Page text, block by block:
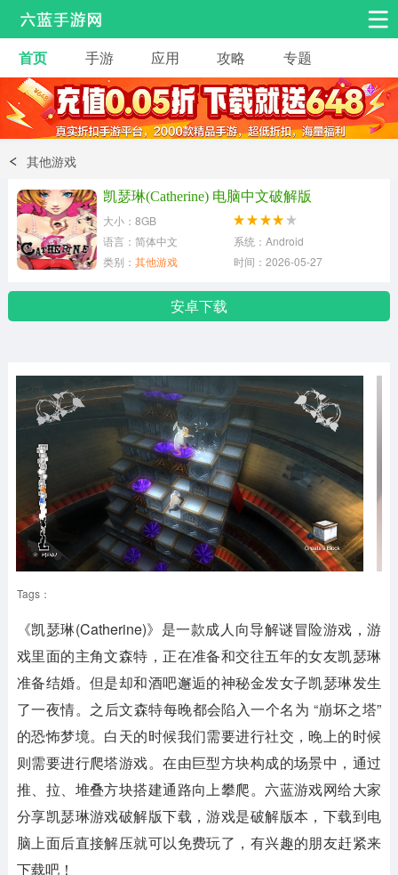
安卓手游 手游工具
热门手游 角色扮演 益智休闲
动作射击
冒险解谜
体育竞技
首页 手游 应用 攻略 专题
其他游戏
凯瑟琳(Catherine) 电脑中文破解版
大小：8GB
语言：简体中文
系统：Android
类别： 其他游戏 时间：2026-05-27
安卓下载
Tags：
《凯瑟琳(Catherine)》是一款成人向导解谜冒险游戏，游
戏里面的主角文森特，正在准备和交往五年的女友凯瑟琳
准备结婚。但是却和酒吧邂逅的神秘金发女子凯瑟琳发生
了一夜情。之后文森特每晚都会陷入一个名为 “崩坏之塔”
的恐怖梦境。白天的时候我们需要进行社交，晚上的时候
则需要进行爬塔游戏。在由巨型方块构成的场景中，通过
推、拉、堆叠方块搭建通路向上攀爬。六蓝游戏网给大家
分享凯瑟琳游戏破解版下载，游戏是破解版本，下载到电
脑上面后直接解压就可以免费玩了，有兴趣的朋友赶紧来
下载吧！